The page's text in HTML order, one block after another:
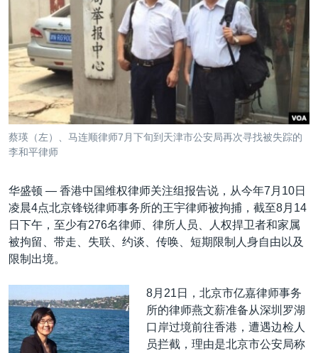
转
到
索
中东
欧洲
非洲
美洲
全球议题
人权·法律·宗教
科教·文娱·体健
军事
劳工
环境
热点专题
白宫要闻
国会报道
美中关系
美国建国250周年
埃博拉疫情
重要讲话与声明
台海两岸关系
南中国海争端
关注新疆
GEN Z 看美国
VOA视频
VOA今日焦点
中文广播
关注我们
其他语言网站
蔡瑛（左）、马连顺律师7月下旬到天津市公安局再次寻找被失踪的
李和平律师
华盛顿 — 香港中国维权律师关注组报告说，从今年7月10日
凌晨4点北京锋锐律师事务所的王宇律师被拘捕，截至8月14
日下午，至少有276名律师、律所人员、人权捍卫者和家属
被拘留、带走、失联、约谈、传唤、短期限制人身自由以及
限制出境。
8月21日，北京市亿嘉律师事务
所的律师燕文薪准备从深圳罗湖
口岸过境前往香港，遭遇边检人
员拦截，理由是北京市公安局称